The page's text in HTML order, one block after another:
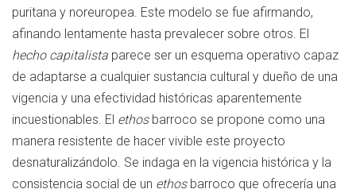
puritana y noreuropea. Este modelo se fue afirmando,
afinando lentamente hasta prevalecer sobre otros. El
hecho capitalista parece ser un esquema operativo capaz
de adaptarse a cualquier sustancia cultural y dueño de una
vigencia y una efectividad históricas aparentemente
incuestionables. El ethosbarroco se propone como una
manera resistente de hacer vivible este proyecto
desnaturalizándolo. Se indaga en la vigencia histórica y la
consistencia social de un ethos barroco que ofrecería una